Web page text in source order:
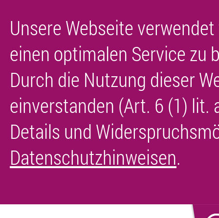
Unsere Webseite
einen optimalen Service zu
Durch die Nutzung dieser
einverstanden (Art. 6 (1) lit.
Details und
Datenschutzhinweisen.